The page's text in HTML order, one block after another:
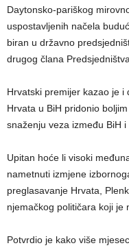
Daytonsko-pariškog
uspostavljenih načela
biran u državno
drugog člana Predsjedništva
Hrvatski premijer kazao je
Hrvata u BiH pridonio
snaženju veza između BiH i
Upitan hoće li visoki
nametnuti izmjene
preglasavanje Hrvata,
njemačkog političara koji je
Potvrdio je kako više